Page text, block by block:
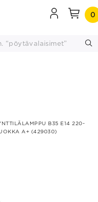
0
B35 E14 220-
A+ (429030)